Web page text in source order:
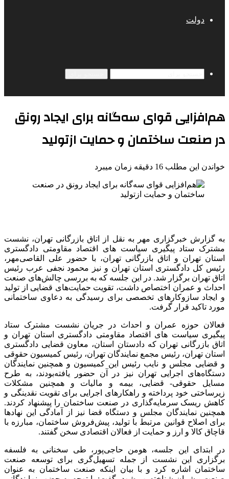
دولت
هم‌افزایی قوای سه‌گانه برای ایجاد رونق
در صنعت ساختمان و حمایت ازتولید
خواندن این مطلب 16 دقیقه زمان میبرد
به گزارش خبرگزاری مهر به نقل از اتاق بازرگانی تهران، نشست
مشترک ستاد پیگیری سیاست های اقتصاد مقاومتی دادگستری
استان تهران و اتاق بازرگانی تهران، با حضور علی القاصی‌مهر،
رئیس کل دادگستری استان تهران و نیز محمود نجفی عرب رئیس
اتاق تهران برگزار شد. در این جلسه که به بررسی چالش‌های صنعت
احداث و عمران اختصاص داشت، تقویت حمایت‌های قضایی از تولید
و ایجاد سازوکارهای تخصصی برای رسیدگی به دعاوی ساختمانی
مورد تاکید قرار گرفت.
فعالان حوزه عمران و احداث در جریان نشست مشترک ستاد
پیگیری سیاست های اقتصاد مقاومتی دادگستری استان تهران و
اتاق بازرگانی تهران که دادستان استان، معاون قضایی دادگستری
استان تهران، رئیس مجمع نمایندگان تهران، رئیس کمیسیون حقوقی
و قضایی مجلس و نایب رئیس این کمیسیون و همچنین نمایندگان
دستگاه‌های اجرایی تهران نیز در آن حضور یافته‌بودند، به طرح
مسایل حقوقی- قضایی، بیمه و مالیات و همچنین مشکلات
زیرساختی خود پرداخته و راهکارهای اجرایی برای تقویت نقدینگی و
کاهش ریسک سرمایه‌گذاری در صنعت ساختمان را پیشنهاد کردند.
همچنین نمایندگان مجلس و دستگاه قضا نیز از آمادگی این نهادها
برای اصلاح قوانین مرتبط با تولید، پیش‌فروش ساختمان، مبارزه با
قاچاق کالا و ارز و حمایت از فعالان اقتصادی سخن گفتند.
در ابتدای این جلسه، هومن حاجی‌پور، طی سخنانی به فلسفه
برگزاری این نشست از جمله تسهیل‌گری برای توسعه صنعت
ساختمان اشاره کرد و با بیان اینکه صنعت ساختمان به عنوان